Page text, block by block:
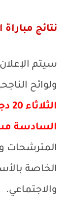
نتائج مباراة
سيتم
ولوائح
السادسة
المترشحات
الخاصة
والاجتماعي.